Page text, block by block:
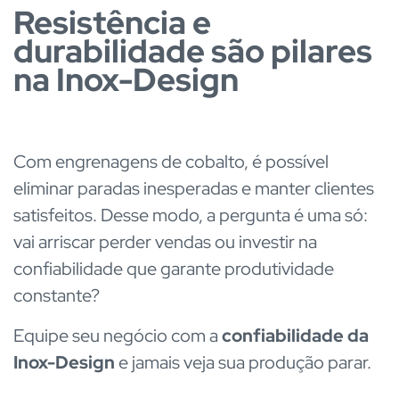
Resistência e
durabilidade são pilares
na Inox-Design
Com engrenagens de cobalto, é possível
eliminar paradas inesperadas e manter clientes
satisfeitos. Desse modo, a pergunta é uma só:
vai arriscar perder vendas ou investir na
confiabilidade que garante produtividade
constante?
Equipe seu negócio com aconfiabilidade da
Inox-Designe jamais veja sua produção parar.